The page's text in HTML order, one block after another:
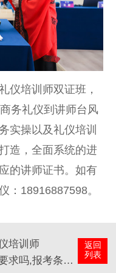
仪培训师双证班，
务礼仪到讲师台风
实操以及礼仪培训
造，全面系统的进
的讲师证书。如有
：18916887598。
返回
列表
培训师
报考条件有哪些